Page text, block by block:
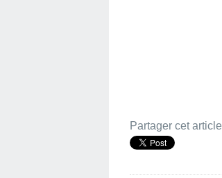
Partager cet article